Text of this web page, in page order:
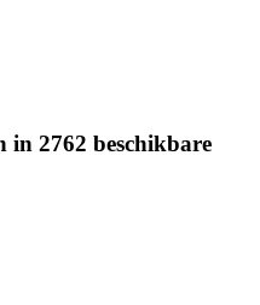
in 2762 beschikbare